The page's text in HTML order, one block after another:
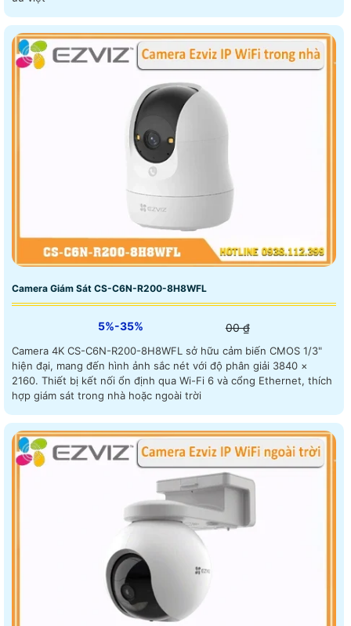
Camera Giám Sát CS-C6N-R200-8H8WFL
5%-35% 00 ₫
Camera 4K CS-C6N-R200-8H8WFL sở hữu cảm biến CMOS 1/3"
hiện đại, mang đến hình ảnh sắc nét với độ phân giải 3840 ×
2160. Thiết bị kết nối ổn định qua Wi-Fi 6 và cổng Ethernet, thích
hợp giám sát trong nhà hoặc ngoài trời